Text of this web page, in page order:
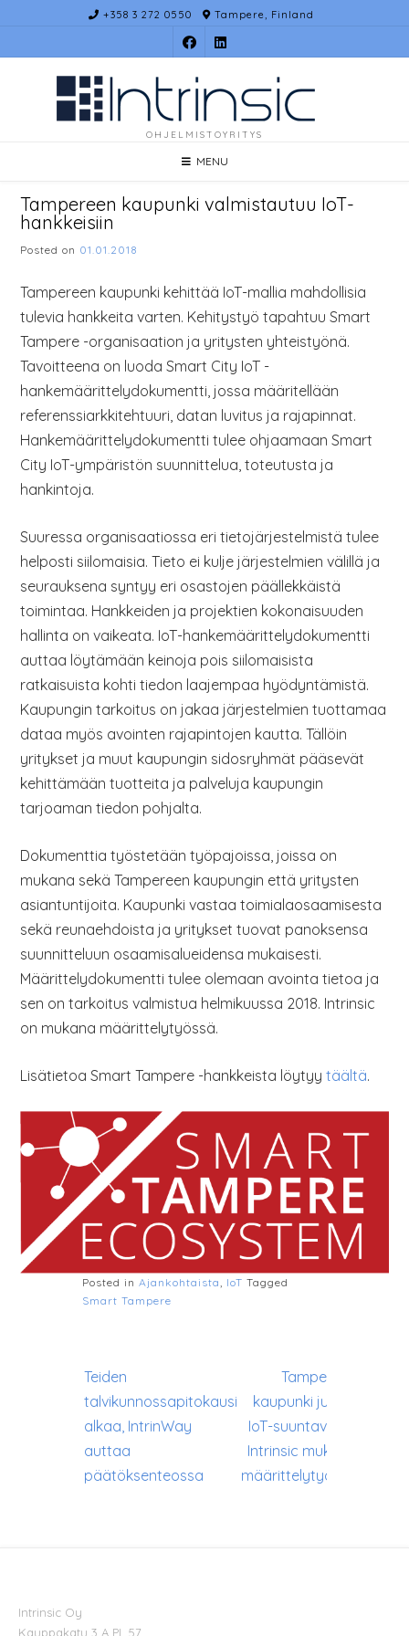
content
+358 3 272 0550 Tampere, Finland
OHJELMISTOYRITYS
MENU
Tampereen kaupunki valmistautuu IoT-
hankkeisiin
Posted on 01.01.2018
Tampereen kaupunki kehittää IoT-mallia mahdollisia
tulevia hankkeita varten. Kehitystyö tapahtuu Smart
Tampere -organisaation ja yritysten yhteistyönä.
Tavoitteena on luoda Smart City IoT -
hankemäärittelydokumentti, jossa määritellään
referenssiarkkitehtuuri, datan luvitus ja rajapinnat.
Hankemäärittelydokumentti tulee ohjaamaan Smart
City IoT-ympäristön suunnittelua, toteutusta ja
hankintoja.
Suuressa organisaatiossa eri tietojärjestelmistä tulee
helposti siilomaisia. Tieto ei kulje järjestelmien välillä ja
seurauksena syntyy eri osastojen päällekkäistä
toimintaa. Hankkeiden ja projektien kokonaisuuden
hallinta on vaikeata. IoT-hankemäärittelydokumentti
auttaa löytämään keinoja pois siilomaisista
ratkaisuista kohti tiedon laajempaa hyödyntämistä.
Kaupungin tarkoitus on jakaa järjestelmien tuottamaa
dataa myös avointen rajapintojen kautta. Tällöin
yritykset ja muut kaupungin sidosryhmät pääsevät
kehittämään tuotteita ja palveluja kaupungin
tarjoaman tiedon pohjalta.
Dokumenttia työstetään työpajoissa, joissa on
mukana sekä Tampereen kaupungin että yritysten
asiantuntijoita. Kaupunki vastaa toimialaosaamisesta
sekä reunaehdoista ja yritykset tuovat panoksensa
suunnitteluun osaamisalueidensa mukaisesti.
Määrittelydokumentti tulee olemaan avointa tietoa ja
sen on tarkoitus valmistua helmikuussa 2018. Intrinsic
on mukana määrittelytyössä.
Lisätietoa Smart Tampere -hankkeista löytyytäältä.
Posted in Ajankohtaista IoT Tagged
Smart Tampere
Artikkelien
selaus
Teiden
talvikunnossapitokausi
alkaa, IntrinWay
auttaa
päätöksenteossa
Tampereen
kaupunki julkisti
IoT-suuntaviivat,
Intrinsic mukana
määrittelytyössä
Intrinsic Oy
Kauppakatu 3 A PL 57